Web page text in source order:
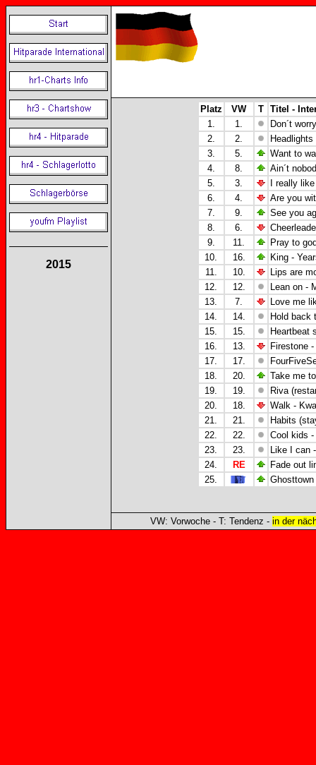
2015
Platz VW T
Titel -
1.
1.
Don´t
2.
2.
3.
5.
Want to
4.
8.
Ain´t
5.
3.
I really
6.
4.
Are you
7.
9.
See you
8.
6.
9.
11.
Pray to
10.
16.
King -
11.
10.
Lips are
12.
12.
Lean on -
13.
7.
Love me
14.
14.
Hold back
15.
15.
Heartbeat
16.
13.
Firestone
17.
17.
18.
20.
Take me
19.
19.
Riva
20.
18.
Walk -
21.
21.
Habits
22.
22.
Cool kids
23.
23.
Like I can
24.
RE
Fade out
25.
Ghosttown
VW: Vorwoche - T: Tendenz - in der